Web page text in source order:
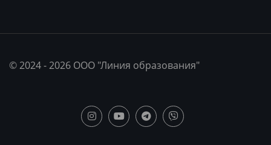
© 2024 - 2026 ООО "Линия образования"